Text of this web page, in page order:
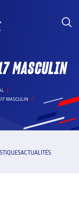
MASCULIN
MASCULIN
ACTUALITÉS